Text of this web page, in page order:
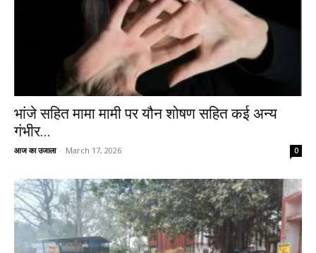
भांजे सहित मामा मामी पर यौन शोषण सहित कई अन्य
गंभीर...
आज का उजाला - March 17, 2026 0